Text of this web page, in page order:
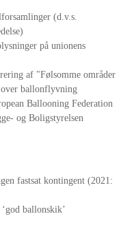
(d.v.s.
på unionens
af "Følsomme områder
ballonflyvning
Ballooning Federation
og Boligstyrelsen
fastsat kontingent (2021:
ballonskik’